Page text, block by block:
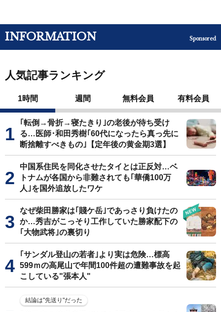
INFORMATION Sponsored
人気記事ランキング
1時間 週間 無料会員 有料会員
｢転倒→骨折→寝たきり｣の老後が待ち受け
る…医師･和田秀樹｢60代になったら真っ先に
断捨離すべきもの｣【定年後の黄金期3選】
中国系住民を同化させたタイとは正反対…ベ
トナムが各国から非難されても｢華僑100万
人｣を国外追放したワケ
なぜ柴田勝家は｢賤ケ岳｣であっさり負けたの
か…秀吉がこっそり工作していた勝家配下の
｢大物武将｣の裏切り
｢サンダル登山の若者｣より実は危険…標高
599ｍの高尾山で年間100件超の遭難事故を起
こしている"張本人"
結論は"先送り"だった